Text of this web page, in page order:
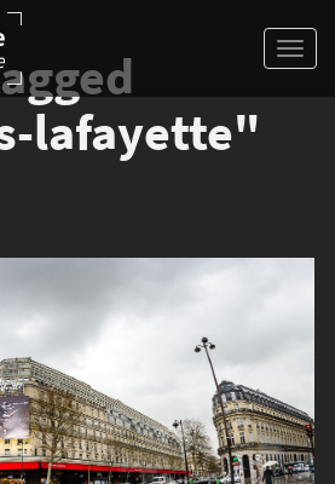
lafayette"